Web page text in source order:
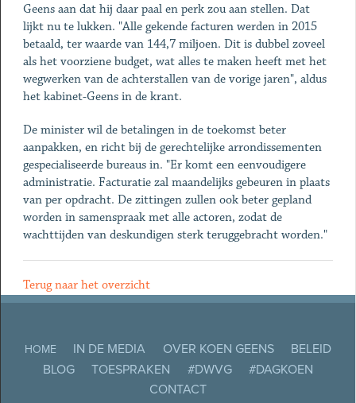
Geens aan dat hij daar paal en perk zou aan stellen. Dat
lijkt nu te lukken. "Alle gekende facturen werden in 2015
betaald, ter waarde van 144,7 miljoen. Dit is dubbel zoveel
als het voorziene budget, wat alles te maken heeft met het
wegwerken van de achterstallen van de vorige jaren", aldus
het kabinet-Geens in de krant.
De minister wil de betalingen in de toekomst beter
aanpakken, en richt bij de gerechtelijke arrondissementen
gespecialiseerde bureaus in. "Er komt een eenvoudigere
administratie. Facturatie zal maandelijks gebeuren in plaats
van per opdracht. De zittingen zullen ook beter gepland
worden in samenspraak met alle actoren, zodat de
wachttijden van deskundigen sterk teruggebracht worden."
Terug naar het overzicht
HOME IN DE MEDIA OVER KOEN GEENS
BELEID
BLOG
TOESPRAKEN #DWVG
#DAGKOEN
CONTACT